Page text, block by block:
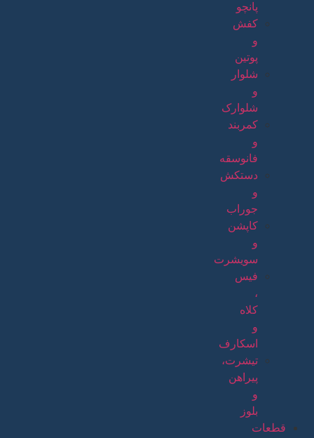
پانچو
کفش
و
پوتین
شلوار
و
شلوارک
کمربند
و
فانوسقه
دستکش
و
جوراب
کاپشن
و
سویشرت
فیس
،
کلاه
و
اسکارف
تیشرت،
پیراهن
و
بلوز
قطعات